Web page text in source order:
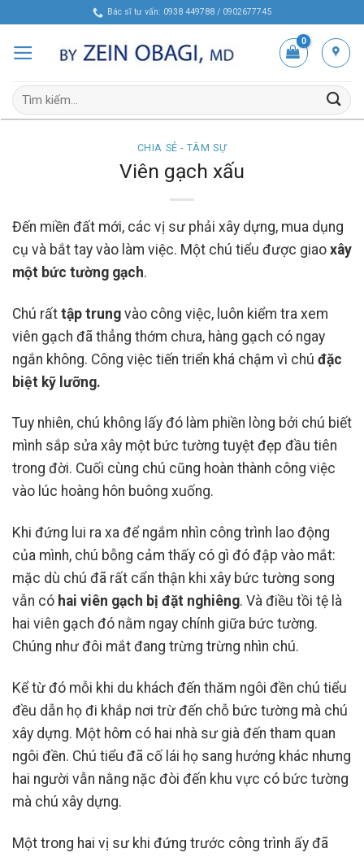
content
Bác sĩ tư vấn: 0938 449788 / 0902677745
Tìm
kiếm:
CHIA SẺ - TÂM SỰ
Viên gạch xấu
Đến miền đất mới, các vị sư phải xây dựng, mua dụng
cụ và bắt tay vào làm việc. Một chú tiểu được giao xây
một bức tường gạch.
Chú rất tập trung vào công việc, luôn kiểm tra xem
viên gạch đã thẳng thớm chưa, hàng gạch có ngay
ngắn không. Công việc tiến triển khá chậm vì chú đặc
biệt kỹ lưỡng.
Tuy nhiên, chú không lấy đó làm phiền lòng bởi chú biết
mình sắp sửa xây một bức tường tuyệt đẹp đầu tiên
trong đời. Cuối cùng chú cũng hoàn thành công việc
vào lúc hoàng hôn buông xuống.
Khi đứng lui ra xa để ngắm nhìn công trình lao động
của mình, chú bỗng cảm thấy có gì đó đập vào mắt:
mặc dù chú đã rất cẩn thận khi xây bức tường song
vẫn có hai viên gạch bị đặt nghiêng. Và điều tồi tệ là
hai viên gạch đó nằm ngay chính giữa bức tường.
Chúng như đôi mắt đang trừng trừng nhìn chú.
Kể từ đó mỗi khi du khách đến thăm ngôi đền chú tiểu
đều dẫn họ đi khắp nơi trừ đến chỗ bức tường mà chú
xây dựng. Một hôm có hai nhà sư già đến tham quan
ngôi đền. Chú tiểu đã cố lái họ sang hướng khác nhưng
hai người vẫn nằng nặc đòi đến khu vực có bức tường
mà chú xây dựng.
Một trong hai vị sư khi đứng trước công trình ấy đã